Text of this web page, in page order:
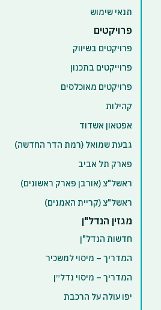
תנאי שימוש
פרויקטים
פרויקטים בשיווק
פרוייקטים בתכנון
פרויקטים מאוכלסים
קהילות
אפטאון אשדוד
גבעת שמואל (רמת הדר החדשה)
פארק תל אביב
ראשל"צ (אורבן פארק ראשונים)
ראשל"צ (קריית האמנים)
מגזין הנדל"ן
חדשות הנדל"ן
המדריך – מיסוי למשכיר
המדריך – מיסוי נדל״ן
יפו עולה על הרכבת